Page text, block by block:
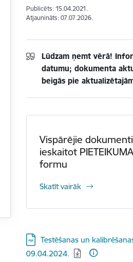
Publicēts: 15.04.2021.
Atjaunināts: 07.07.2026.
Lūdzam ņemt vērā!
datumu; dokumenta
beigās pie
Vispārējie
ieskaitot PIETEIKUMA
formu
Skatīt vairāk
Lejupielādēt:
Testēšanas un
09.04.2024.